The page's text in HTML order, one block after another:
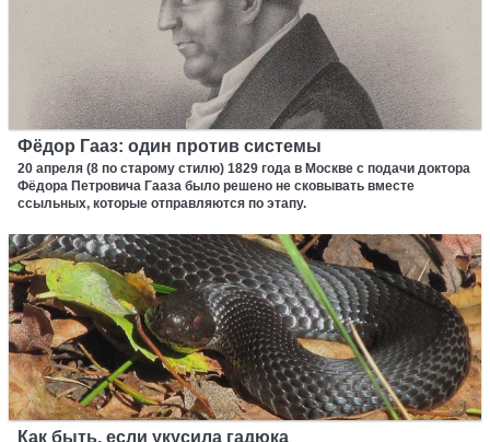
Фёдор Гааз: один против системы
20 апреля (8 по старому стилю) 1829 года в Москве с подачи доктора
Фёдора Петровича Гааза было решено не сковывать вместе
ссыльных, которые отправляются по этапу.
Как быть, если укусила гадюка